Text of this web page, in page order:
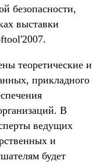
безопасности,
выставки
теоретические и
прикладного
В
ведущих
и
будет